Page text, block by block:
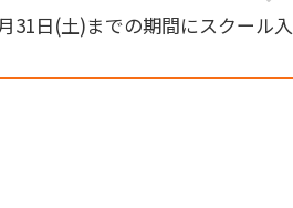
31日(土)までの期間にスクール入